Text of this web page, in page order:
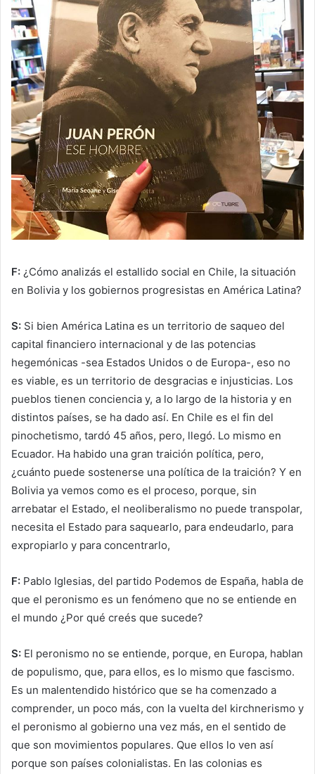
F: ¿Cómo analizás el estallido social en Chile, la situación
en Bolivia y los gobiernos progresistas en América Latina?
S: Si bien América Latina es un territorio de saqueo del
capital financiero internacional y de las potencias
hegemónicas -sea Estados Unidos o de Europa-, eso no
es viable, es un territorio de desgracias e injusticias. Los
pueblos tienen conciencia y, a lo largo de la historia y en
distintos países, se ha dado así. En Chile es el fin del
pinochetismo, tardó 45 años, pero, llegó. Lo mismo en
Ecuador. Ha habido una gran traición política, pero,
¿cuánto puede sostenerse una política de la traición? Y en
Bolivia ya vemos como es el proceso, porque, sin
arrebatar el Estado, el neoliberalismo no puede transpolar,
necesita el Estado para saquearlo, para endeudarlo, para
expropiarlo y para concentrarlo,
F: Pablo Iglesias, del partido Podemos de España, habla de
que el peronismo es un fenómeno que no se entiende en
el mundo ¿Por qué creés que sucede?
S: El peronismo no se entiende, porque, en Europa, hablan
de populismo, que, para ellos, es lo mismo que fascismo.
Es un malentendido histórico que se ha comenzado a
comprender, un poco más, con la vuelta del kirchnerismo y
el peronismo al gobierno una vez más, en el sentido de
que son movimientos populares. Que ellos lo ven así
porque son países colonialistas. En las colonias es